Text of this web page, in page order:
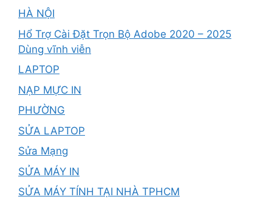
HÀ NỘI
Hổ Trợ Cài Đặt Trọn Bộ Adobe 2020 – 2025
Dùng vĩnh viễn
LAPTOP
NẠP MỰC IN
PHƯỜNG
SỬA LAPTOP
Sửa Mạng
SỬA MÁY IN
SỬA MÁY TÍNH TẠI NHÀ TPHCM